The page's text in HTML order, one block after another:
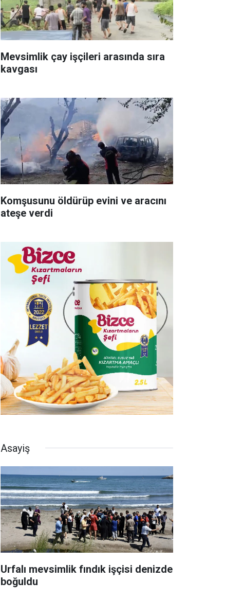
Mevsimlik çay işçileri arasında sıra
kavgası
Komşusunu öldürüp evini ve aracını
ateşe verdi
Asayiş
Urfalı mevsimlik fındık işçisi denizde
boğuldu